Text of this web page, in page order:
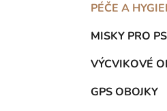
PÉČE A
MISKY PRO
VÝCVIKOVÉ
GPS OBOJKY